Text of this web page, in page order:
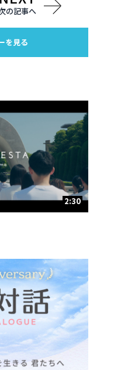
の記事へ
を見る
2:30